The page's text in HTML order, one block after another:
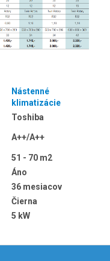
Nástenné
klimatizácie
Toshiba
A++/A++
51 - 70 m2
Áno
36 mesiacov
Čierna
5 kW